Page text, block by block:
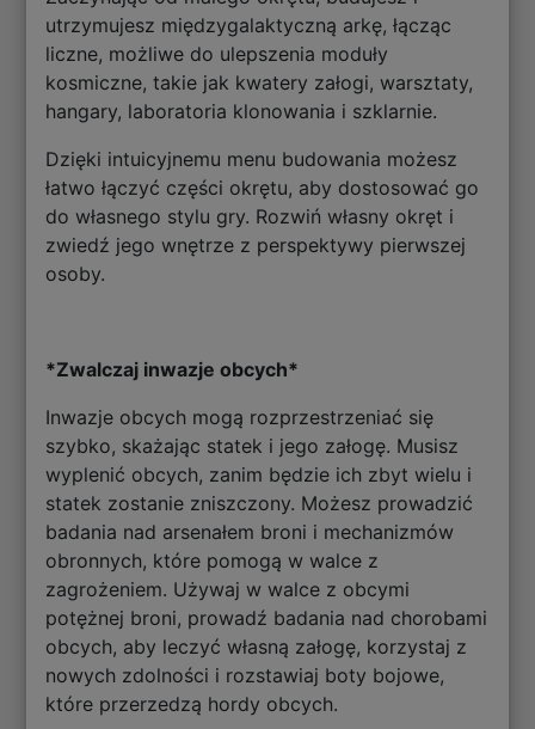
utrzymujesz międzygalaktyczną arkę, łącząc
liczne, możliwe do ulepszenia moduły
kosmiczne, takie jak kwatery załogi, warsztaty,
hangary, laboratoria klonowania i szklarnie.
Dzięki intuicyjnemu menu budowania możesz
łatwo łączyć części okrętu, aby dostosować go
do własnego stylu gry. Rozwiń własny okręt i
zwiedź jego wnętrze z perspektywy pierwszej
osoby.
*Zwalczaj inwazje obcych*
Inwazje obcych mogą rozprzestrzeniać się
szybko, skażając statek i jego załogę. Musisz
wyplenić obcych, zanim będzie ich zbyt wielu i
statek zostanie zniszczony. Możesz prowadzić
badania nad arsenałem broni i mechanizmów
obronnych, które pomogą w walce z
zagrożeniem. Używaj w walce z obcymi
potężnej broni, prowadź badania nad chorobami
obcych, aby leczyć własną załogę, korzystaj z
nowych zdolności i rozstawiaj boty bojowe,
które przerzedzą hordy obcych.